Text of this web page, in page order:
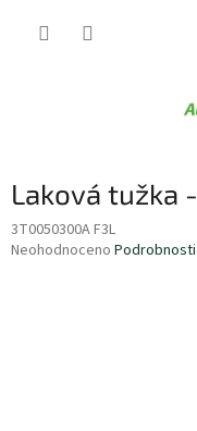
Laková tužka
3T0050300A F3L
Průměrné
Neohodnoceno